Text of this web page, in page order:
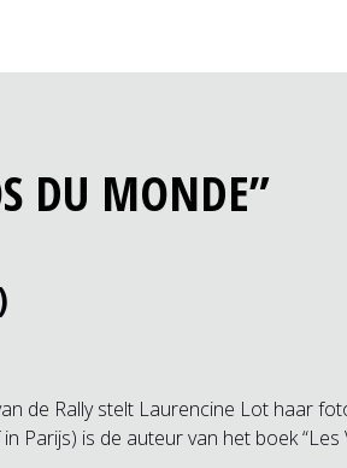
DU MONDE”
de Rally stelt Laurencine Lot haar
Parijs) is de auteur van het boek “Les